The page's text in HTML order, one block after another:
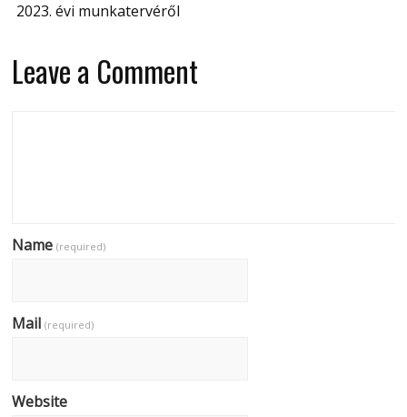
2023. évi munkatervéről
Leave a Comment
Name(required)
Mail(required)
Website